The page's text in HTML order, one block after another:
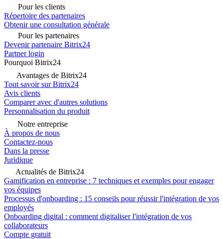
Pour les clients
Répertoire des partenaires
Obtenir une consultation générale
Pour les partenaires
Devenir partenaire Bitrix24
Partner login
Pourquoi Bitrix24
Avantages de Bitrix24
Tout savoir sur Bitrix24
Avis clients
Comparer avec d'autres solutions
Personnalisation du produit
Notre entreprise
À propos de nous
Contactez-nous
Dans la presse
Juridique
Actualités de Bitrix24
Gamification en entreprise : 7 techniques et exemples pour engager
vos équipes
Processus d'onboarding : 15 conseils pour réussir l'intégration de vos
employés
Onboarding digital : comment digitaliser l'intégration de vos
collaborateurs
Compte gratuit